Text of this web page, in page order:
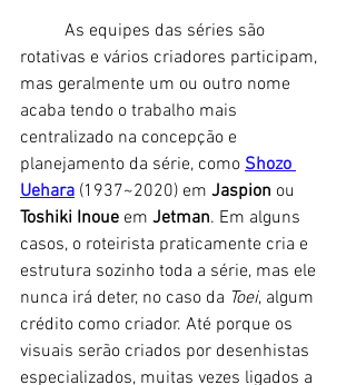
rotativas e vários criadores participam,
mas geralmente um ou outro nome
acaba tendo o trabalho mais
centralizado na concepção e
planejamento da série, como Shozo
Uehara (1937~2020) em Jaspion ou
Toshiki Inoue em Jetman. Em alguns
casos, o roteirista praticamente cria e
estrutura sozinho toda a série, mas ele
nunca irá deter, no caso da Toei, algum
crédito como criador. Até porque os
visuais serão criados por desenhistas
especializados, muitas vezes ligados a